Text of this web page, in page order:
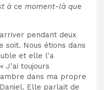
à ce moment-là que
pendant deux
soit. Nous étions dans
et elle l'a
J'ai toujours
dans ma propre
Elle parlait de